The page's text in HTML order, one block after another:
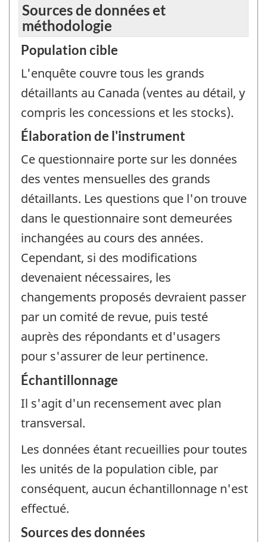
Sources de données et
méthodologie
Population cible
L'enquête couvre tous les grands
détaillants au Canada (ventes au détail, y
compris les concessions et les stocks).
Élaboration de l'instrument
Ce questionnaire porte sur les données
des ventes mensuelles des grands
détaillants. Les questions que l'on trouve
dans le questionnaire sont demeurées
inchangées au cours des années.
Cependant, si des modifications
devenaient nécessaires, les
changements proposés devraient passer
par un comité de revue, puis testé
auprès des répondants et d'usagers
pour s'assurer de leur pertinence.
Échantillonnage
Il s'agit d'un recensement avec plan
transversal.
Les données étant recueillies pour toutes
les unités de la population cible, par
conséquent, aucun échantillonnage n'est
effectué.
Sources des données